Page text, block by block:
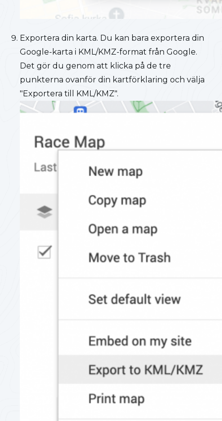
Exportera din karta. Du kan bara exportera din
Google-karta i KML/KMZ-format från Google.
Det gör du genom att klicka på de tre
punkterna ovanför din kartförklaring och välja
"Exportera till KML/KMZ".